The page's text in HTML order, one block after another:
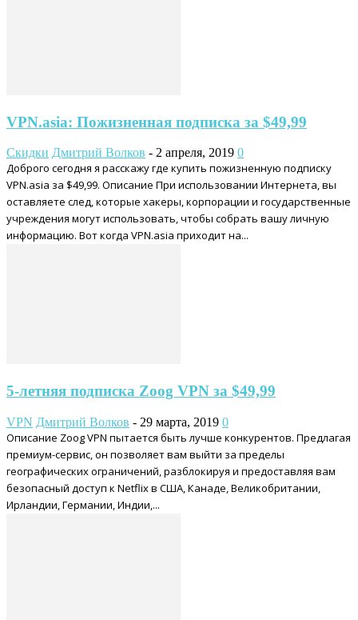
VPN.asia: Пожизненная подписка за $49,99
Скидки Дмитрий Волков - 2 апреля, 2019 0
Доброго сегодня я расскажу где купить пожизненную подписку
VPN.asia за $49,99. Описание При использовании Интернета, вы
оставляете след, которые хакеры, корпорации и государственные
учреждения могут использовать, чтобы собрать вашу личную
информацию. Вот когда VPN.asia приходит на...
5-летняя подписка Zoog VPN за $49,99
VPN Дмитрий Волков - 29 марта, 2019 0
Описание Zoog VPN пытается быть лучше конкурентов. Предлагая
премиум-сервис, он позволяет вам выйти за пределы
географических ограничений, разблокируя и предоставляя вам
безопасный доступ к Netflix в США, Канаде, Великобритании,
Ирландии, Германии, Индии,...